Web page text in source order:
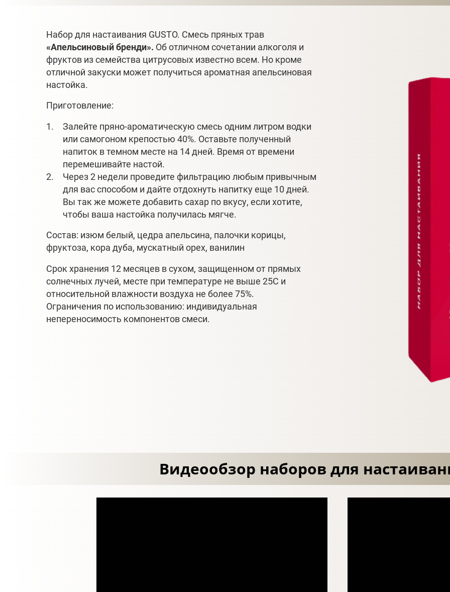
Набор для настаивания GUSTO. Смесь пряных трав
«Апельсиновый бренди». Об отличном сочетании алкоголя и
фруктов из семейства цитрусовых известно всем. Но кроме
отличной закуски может получиться ароматная апельсиновая
настойка.
Приготовление:
Залейте пряно-ароматическую смесь одним литром водки
или самогоном крепостью 40%. Оставьте полученный
напиток в темном месте на 14 дней. Время от времени
перемешивайте настой.
Через 2 недели проведите фильтрацию любым привычным
для вас способом и дайте отдохнуть напитку еще 10 дней.
Вы так же можете добавить сахар по вкусу, если хотите,
чтобы ваша настойка получилась мягче.
Состав: изюм белый, цедра апельсина, палочки корицы,
фруктоза, кора дуба, мускатный орех, ванилин
Срок хранения 12 месяцев в сухом, защищенном от прямых
солнечных лучей, месте при температуре не выше 25С и
относительной влажности воздуха не более 75%.
Ограничения по использованию: индивидуальная
непереносимость компонентов смеси.
Видеообзор наборов для